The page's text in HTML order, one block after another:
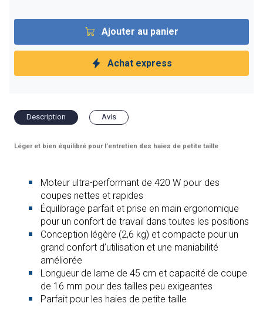
Ajouter au panier
Achat express
Description Avis
Léger et bien équilibré pour l’entretien des haies de petite taille
Moteur ultra-performant de 420 W pour des
coupes nettes et rapides
Équilibrage parfait et prise en main ergonomique
pour un confort de travail dans toutes les positions
Conception légère (2,6 kg) et compacte pour un
grand confort d’utilisation et une maniabilité
améliorée
Longueur de lame de 45 cm et capacité de coupe
de 16 mm pour des tailles peu exigeantes
Parfait pour les haies de petite taille